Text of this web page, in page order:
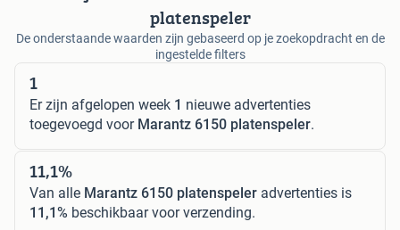
platenspeler
De onderstaande waarden zijn gebaseerd op je zoekopdracht en de
ingestelde filters
1
Er zijn afgelopen week 1 nieuwe advertenties
toegevoegd voor Marantz 6150 platenspeler.
11,1%
Van alle Marantz 6150 platenspeler advertenties is
11,1% beschikbaar voor verzending.